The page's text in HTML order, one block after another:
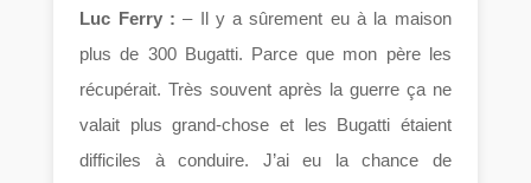
Luc Ferry : – Il y a sûrement eu à la maison
plus de 300 Bugatti. Parce que mon père les
récupérait. Très souvent après la guerre ça ne
valait plus grand-chose et les Bugatti étaient
difficiles à conduire. J’ai eu la chance de